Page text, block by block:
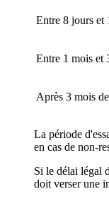
Entre 8 jours et
Entre 1 mois et
Après 3 mois
La période
en cas de non-
Si le délai légal
doit verser une